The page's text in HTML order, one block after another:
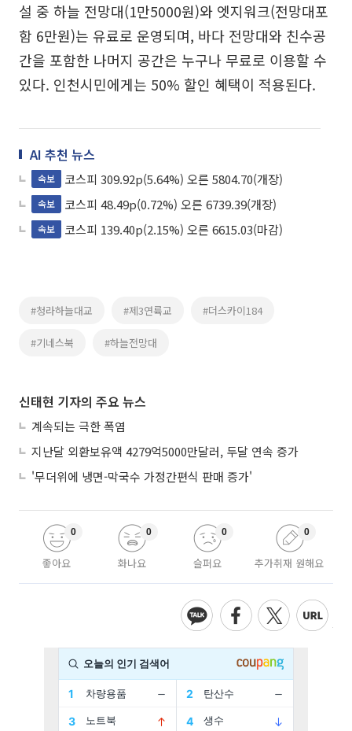
설 중 하늘 전망대(1만5000원)와 엣지워크(전망대포
함 6만원)는 유료로 운영되며, 바다 전망대와 친수공
간을 포함한 나머지 공간은 누구나 무료로 이용할 수
있다. 인천시민에게는 50% 할인 혜택이 적용된다.
AI 추천 뉴스
속보 코스피 309.92p(5.64%) 오른 5804.70(개장)
속보 코스피 48.49p(0.72%) 오른 6739.39(개장)
속보 코스피 139.40p(2.15%) 오른 6615.03(마감)
#청라하늘대교 #제3연륙교 #더스카이184
#기네스북 #하늘전망대
신태현 기자의 주요 뉴스
계속되는 극한 폭염
지난달 외환보유액 4279억5000만달러, 두달 연속 증가
'무더위에 냉면-막국수 가정간편식 판매 증가'
좋아요
0
화나요
0
슬퍼요
0
추가취재 원해요
0